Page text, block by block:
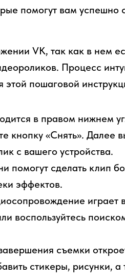
помогут вам успешно
VK, так как в нем
Процесс
этой пошаговой
в правом нижнем
кнопку «Снять». Далее
с вашего устройства.
помогут сделать клип
эффектов.
играет
воспользуйтесь
съемки
стикеры, рисунки, а